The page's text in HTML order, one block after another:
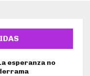
esperanza no